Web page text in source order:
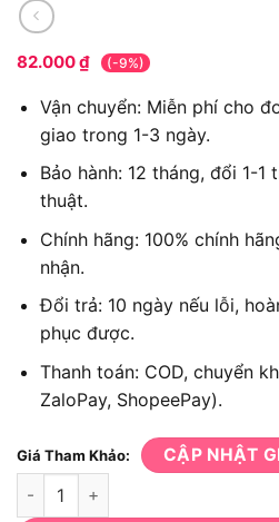
82.000₫ (-9%)
Vận chuyển: Miễn phí cho
giao trong 1-3 ngày.
Bảo hành: 12 tháng, đổi 1-
thuật.
Chính hãng: 100% chính
nhận.
Đổi trả: 10 ngày nếu lỗi,
phục được.
Thanh toán: COD, chuyển
ZaloPay, ShopeePay).
Giá Tham Khảo: CẬP NHẬT
Mặt nạ hàn INGCO WM101 số lượng